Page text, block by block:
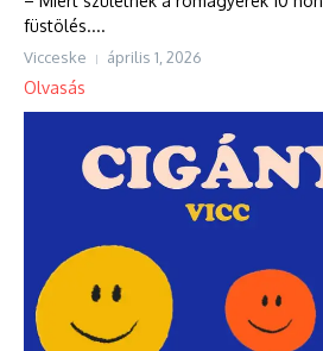
füstölés....
Vicceske április 1, 2026
Olvasás